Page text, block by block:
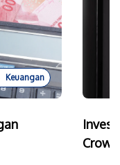
Keuangan